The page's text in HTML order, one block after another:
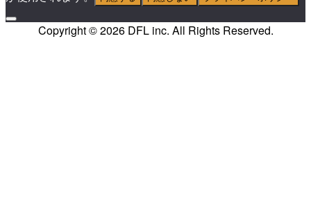
Copyright © 2026 DFL inc. All Rights Reserved.